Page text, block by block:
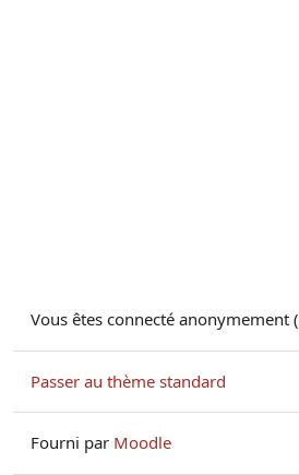
Vous êtes connecté anonymement (
Passer au thème standard
Fourni par Moodle